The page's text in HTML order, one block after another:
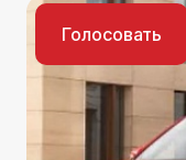
Голосовать